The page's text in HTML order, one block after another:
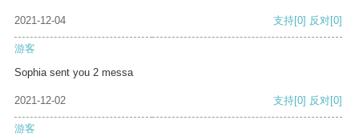
2021-12-04 支持[0] 反对[0]
游客
Sophia sent you 2 messa
2021-12-02 支持[0] 反对[0]
游客